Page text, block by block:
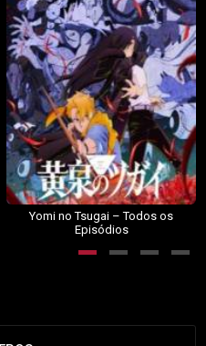
Yomi no Tsugai – Todos os
Episódios